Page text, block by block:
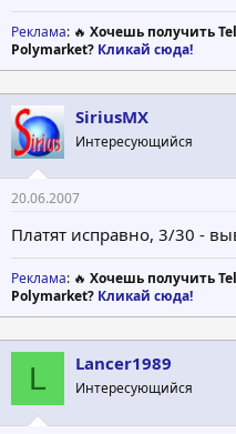
Реклама: 🔥 Хочешь получить
Polymarket? Кликай сюда!
SiriusMX
Интересующийся
20.06.2007
Платят исправно, 3/30 -
Реклама: 🔥 Хочешь получить
Polymarket? Кликай сюда!
L Lancer1989
Интересующийся